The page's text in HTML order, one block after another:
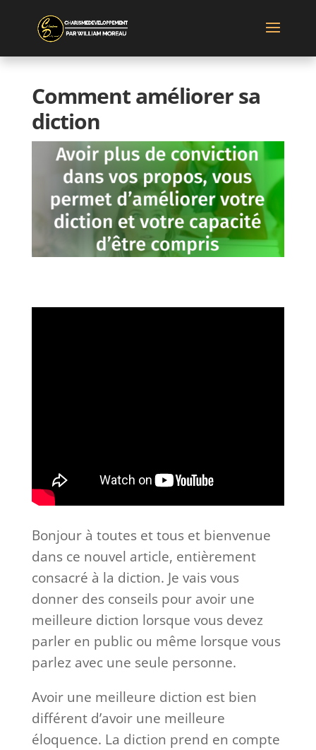
Comment améliorer sa
diction
Bonjour à toutes et tous et bienvenue
dans ce nouvel article, entièrement
consacré à la diction. Je vais vous
donner des conseils pour avoir une
meilleure diction lorsque vous devez
parler en public ou même lorsque vous
parlez avec une seule personne.
Avoir une meilleure diction est bien
différent d’avoir une meilleure
éloquence. La diction prend en compte